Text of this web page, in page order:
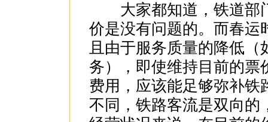
大家都知道，铁道部
价是没有问题的。而春运
且由于服务质量的降低（
务），即使维持目前的票
费用，应该能足够弥补铁
不同，铁路客流是双向的